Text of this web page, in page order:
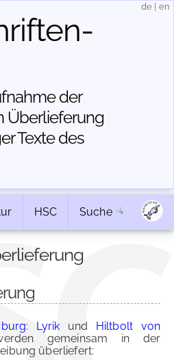
der
Über­lieferung
Texte des
de en
HSC Suche
Lyrik und Hiltbolt von
gemeinsam in der
überliefert: